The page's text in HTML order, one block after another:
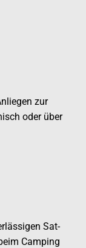
zur
oder über
Sat-
Camping